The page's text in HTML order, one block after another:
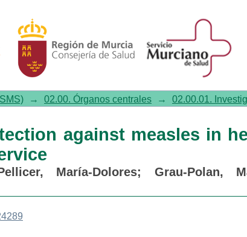
against measles in
→ 02.00. Órganos centrales → 02.00.01.
against measles in
María-Dolores; Grau-Polan,